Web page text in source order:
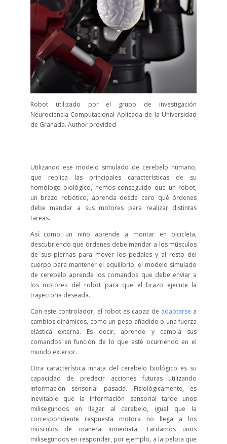
Robot utilizado por el grupo de investigación
Neurociencia Computacional Aplicada de la Universidad
de Granada. Author provided
Utilizando ese modelo simulado de cerebelo humano,
que replica las principales características de su
homólogo biológico, hemos conseguido que un robot,
un brazo robótico, aprenda desde cero qué órdenes
debe mandar a sus motores para realizar distintas
tareas.
Así como un niño aprende a montar en bicicleta,
descubriendo qué órdenes debe mandar a los músculos
de sus piernas para mover los pedales y al resto del
cuerpo para mantener el equilibrio, el modelo simulado
de cerebelo aprende los comandos que debe enviar a
los motores del robot para que el brazo ejecute la
trayectoria deseada.
Con este controlador, el robot es capaz de adaptarse a
cambios dinámicos, como un peso añadido o una fuerza
elástica externa. Es decir, aprende y cambia sus
comandos en función de lo que esté ocurriendo en el
mundo exterior.
Otra característica innata del cerebelo biológico es su
capacidad de predecir acciones futuras utilizando
información sensorial pasada. Fisiológicamente, es
inevitable que la información sensorial tarde unos
milisegundos en llegar al cerebelo, igual que la
correspondiente respuesta motora no llega a los
músculos de manera inmediata. Tardamos unos
milisegundos en responder, por ejemplo, a la pelota que